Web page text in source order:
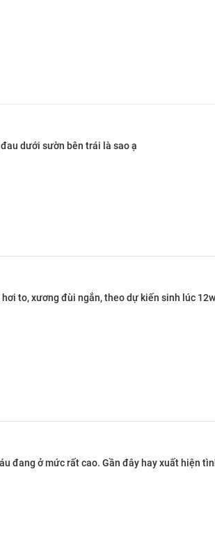
dưới sườn bên trái là sao ạ
to, xương đùi ngắn, theo dự kiến sinh lúc
đang ở mức rất cao. Gần đây hay xuất hiện